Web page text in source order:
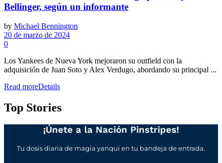
Bellinger, según un informante
by Michael Bennington
20 de marzo de 2024
0
Los Yankees de Nueva York mejoraron su outfield con la
adquisición de Juan Soto y Alex Verdugo, abordando su principal ...
Read moreDetails
Top Stories
¡Únete a la Nación Pinstripes!
Tu dosis diaria de magia yanqui en tu bandeja de entrada.